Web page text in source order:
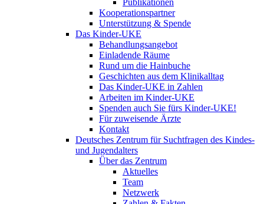
Publikationen
Kooperationspartner
Unterstützung & Spende
Das Kinder-UKE
Behandlungsangebot
Einladende Räume
Rund um die Hainbuche
Geschichten aus dem Klinikalltag
Das Kinder-UKE in Zahlen
Arbeiten im Kinder-UKE
Spenden auch Sie fürs Kinder-UKE!
Für zuweisende Ärzte
Kontakt
Deutsches Zentrum für Suchtfragen des Kindes-
und Jugendalters
Über das Zentrum
Aktuelles
Team
Netzwerk